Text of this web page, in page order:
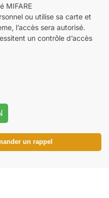
MIFARE
ou utilise sa carte et
l’accès sera autorisé.
un contrôle d’accès
un rappel